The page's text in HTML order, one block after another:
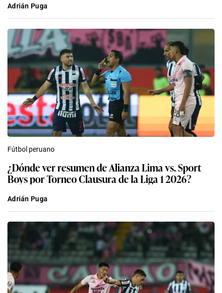
Adrián Puga
Fútbol peruano
¿Dónde ver resumen de Alianza Lima vs. Sport
Boys por Torneo Clausura de la Liga 1 2026?
Adrián Puga